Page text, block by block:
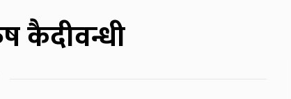
कैदीवन्धी